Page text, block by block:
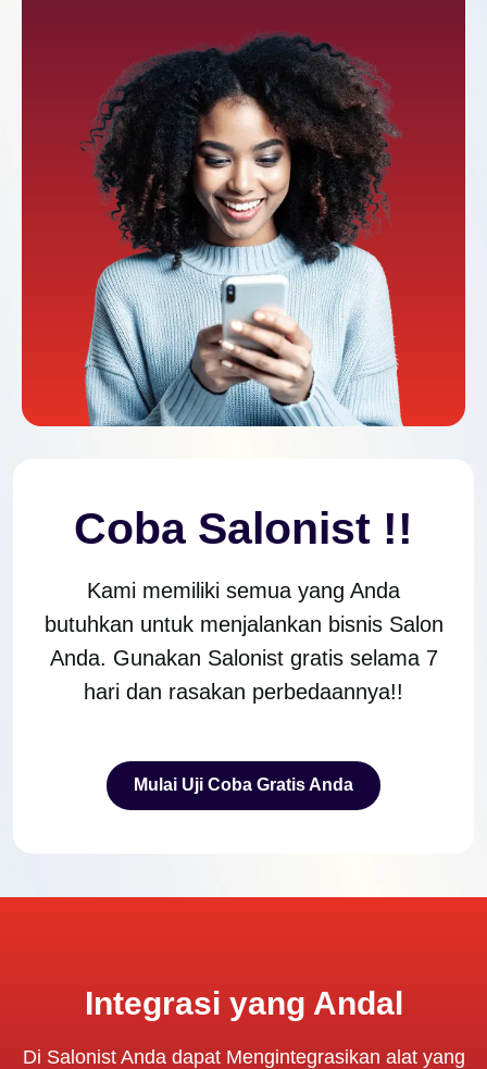
Coba Salonist !!
Kami memiliki semua yang Anda
butuhkan untuk menjalankan bisnis Salon
Anda. Gunakan Salonist gratis selama 7
hari dan rasakan perbedaannya!!
Mulai Uji Coba Gratis Anda
Integrasi yang Andal
Di Salonist Anda dapat Mengintegrasikan alat yang